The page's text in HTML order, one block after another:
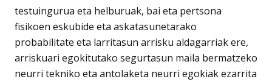
testuingurua eta helburuak, bai eta pertsona
fisikoen eskubide eta askatasunetarako
probabilitate eta larritasun arrisku aldagarriak ere,
arriskuari egokitutako segurtasun maila bermatzeko
neurri tekniko eta antolaketa neurri egokiak ezarrita